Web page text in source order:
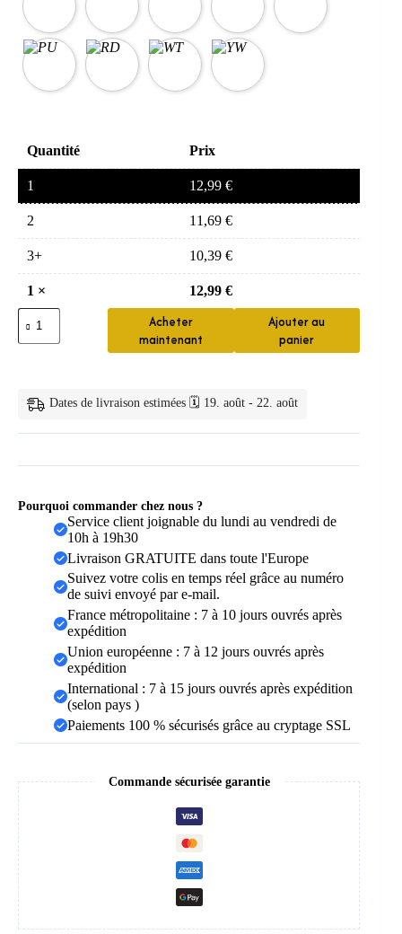
Quantité Prix
1 12,99 €
2 11,69 €
3+ 10,39 €
1 × 12,99 €
quantité
de
chouchou
Peluche
&
Acheter
maintenant
Ajouter au
panier
Dates de livraison estimées 🗓️ 19. août - 22. août
Pourquoi commander chez nous ?
Service client joignable du lundi au vendredi de
10h à 19h30
Livraison GRATUITE dans toute l'Europe
Suivez votre colis en temps réel grâce au numéro
de suivi envoyé par e-mail.
France métropolitaine : 7 à 10 jours ouvrés après
expédition
Union européenne : 7 à 12 jours ouvrés après
expédition
International : 7 à 15 jours ouvrés après expédition
(selon pays )
Paiements 100 % sécurisés grâce au cryptage SSL
Commande sécurisée garantie